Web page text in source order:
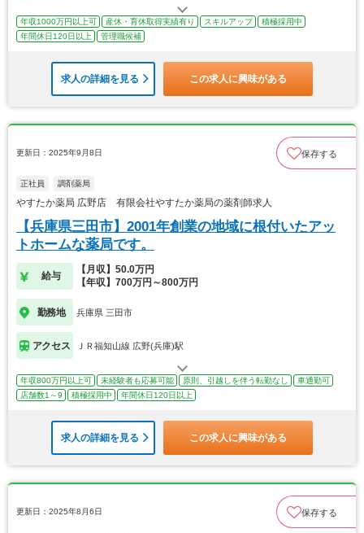
年収1000万円以上可 産休・育休取得実績有り スキルアップ
積極採用中
年間休日120日以上
管理職候補
求人の詳細を見る この求人に興味がある
更新日：2025年9月8日 保存する
正社員 調剤薬局
やすたか薬局 広野店 有限会社やすたか薬局の薬剤師求人
【兵庫県三田市】2001年創業の地域に根付いたアッ
トホームな薬局です。
給与
【月収】50.0万円
【年収】700万円～800万円
勤務地 兵庫県 三田市
アクセス ＪＲ福知山線 広野(兵庫)駅
年収800万円以上可 未経験者も応募可能 原則、引越しを伴う転勤なし
車通勤可
店舗数1～9
積極採用中 年間休日120日以上
求人の詳細を見る この求人に興味がある
更新日：2025年8月6日 保存する